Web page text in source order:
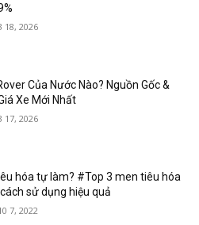
18, 2026
Của Nước Nào? Nguồn Gốc &
Xe Mới Nhất
17, 2026
hóa tự làm? #Top 3 men tiêu hóa
sử dụng hiệu quả
7, 2022